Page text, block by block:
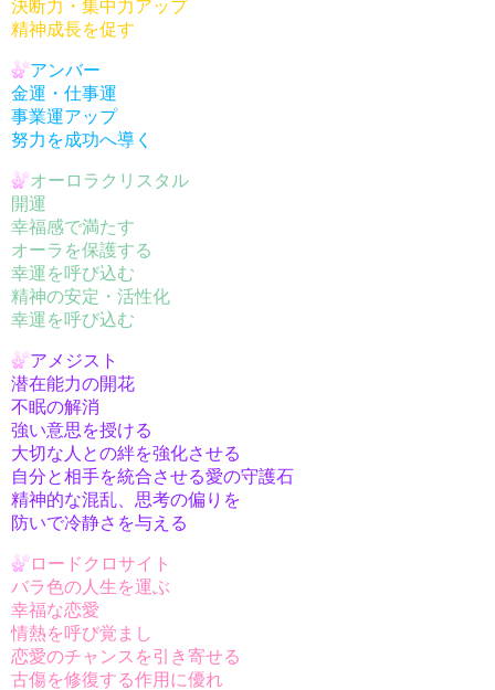
決断力・集中力アップ
精神成長を促す
アンバー
金運・仕事運
事業運アップ
努力を成功へ導く
オーロラクリスタル
開運
幸福感で満たす
オーラを保護する
幸運を呼び込む
精神の安定・活性化
幸運を呼び込む
アメジスト
潜在能力の開花
不眠の解消
強い意思を授ける
大切な人との絆を強化させる
自分と相手を統合させる愛の守護石
精神的な混乱、思考の偏りを
防いで冷静さを与える
ロードクロサイト
バラ色の人生を運ぶ
幸福な恋愛
情熱を呼び覚まし
恋愛のチャンスを引き寄せる
古傷を修復する作用に優れ